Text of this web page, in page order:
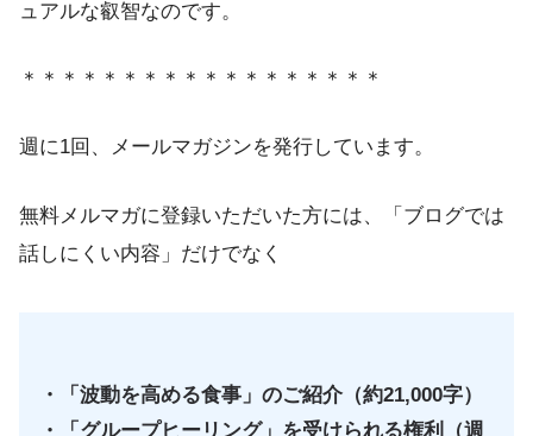
ュアルな叡智なのです。
＊＊＊＊＊＊＊＊＊＊＊＊＊＊＊＊＊＊
週に1回、メールマガジンを発行しています。
無料メルマガに登録いただいた方には、「ブログでは
話しにくい内容」だけでなく
・「波動を高める食事」のご紹介（約21,000字）
・「グループヒーリング」を受けられる権利（週